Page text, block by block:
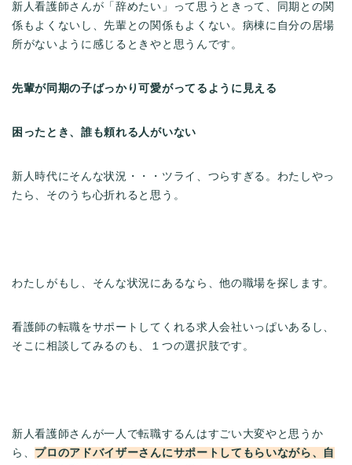
新人看護師さんが「辞めたい」って思うときって、同期との関
係もよくないし、先輩との関係もよくない。病棟に自分の居場
所がないように感じるときやと思うんです。
先輩が同期の子ばっかり可愛がってるように見える
困ったとき、誰も頼れる人がいない
新人時代にそんな状況・・・ツライ、つらすぎる。わたしやっ
たら、そのうち心折れると思う。
わたしがもし、そんな状況にあるなら、他の職場を探します。
看護師の転職をサポートしてくれる求人会社いっぱいあるし、
そこに相談してみるのも、１つの選択肢です。
新人看護師さんが一人で転職するんはすごい大変やと思うか
ら、 プロのアドバイザーさんにサポートしてもらいながら、自